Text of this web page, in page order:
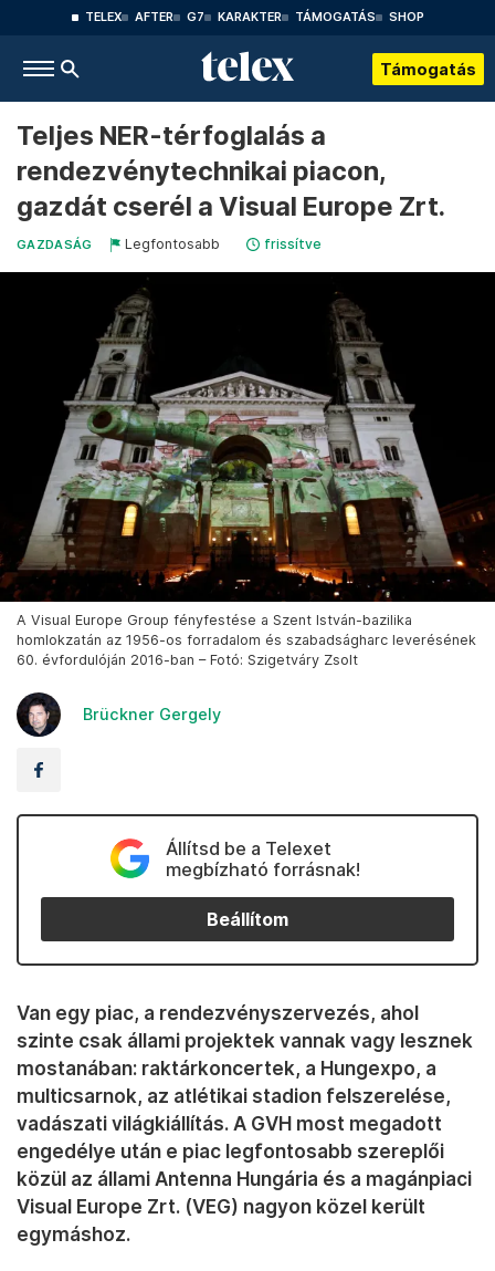
TELEX AFTER G7 KARAKTER TÁMOGATÁS SHOP
Támogatás
Teljes NER-térfoglalás a
rendezvénytechnikai piacon,
gazdát cserél a Visual Europe Zrt.
GAZDASÁG Legfontosabb frissítve
A Visual Europe Group fényfestése a Szent István-bazilika
homlokzatán az 1956-os forradalom és szabadságharc leverésének
60. évfordulóján 2016-ban – Fotó: Szigetváry Zsolt
Brückner Gergely
Állítsd be a Telexet
megbízható forrásnak!
Beállítom
Van egy piac, a rendezvényszervezés, ahol
szinte csak állami projektek vannak vagy lesznek
mostanában: raktárkoncertek, a Hungexpo, a
multicsarnok, az atlétikai stadion felszerelése,
vadászati világkiállítás. A GVH most megadott
engedélye után e piac legfontosabb szereplői
közül az állami Antenna Hungária és a magánpiaci
Visual Europe Zrt. (VEG) nagyon közel került
egymáshoz.